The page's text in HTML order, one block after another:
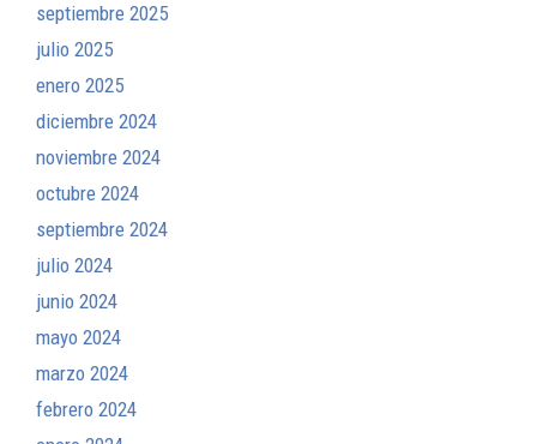
septiembre 2025
julio 2025
enero 2025
diciembre 2024
noviembre 2024
octubre 2024
septiembre 2024
julio 2024
junio 2024
mayo 2024
marzo 2024
febrero 2024